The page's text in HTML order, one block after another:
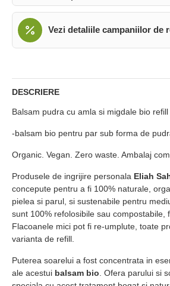
Vezi detaliile campaniilor de
DESCRIERE
Balsam pudra cu amla si migdale bio
-balsam bio pentru par sub forma de
Organic. Vegan. Zero waste. Ambalaj
Produsele de ingrijire personala Eliah
concepute pentru a fi 100% naturale,
pielea si parul, si sustenabile pentru
sunt 100% refolosibile sau compostabile,
Flacoanele mici pot fi re-umplute, toate
varianta de refill.
Puterea soarelui a fost concentrata in
ale acestui balsam bio . Ofera parului si